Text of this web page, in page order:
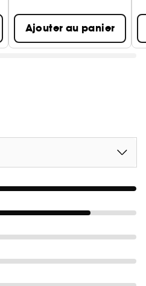
Ajouter au panier